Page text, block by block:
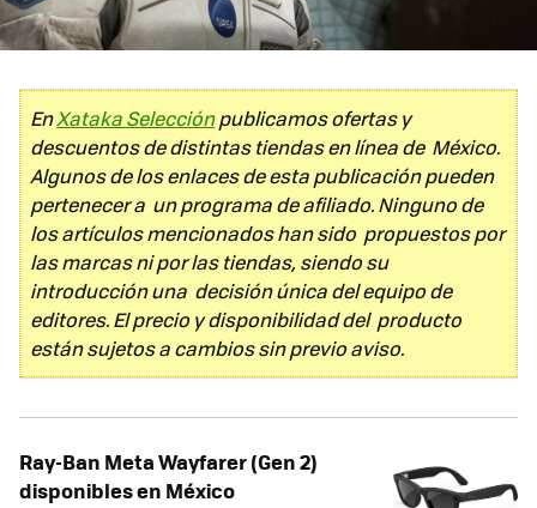
EnXataka Selecciónpublicamos ofertas y
descuentos de distintas tiendas en línea de México.
Algunos de los enlaces de esta publicación pueden
pertenecer a un programa de afiliado. Ninguno de
los artículos mencionados han sido propuestos por
las marcas ni por las tiendas, siendo su
introducción una decisión única del equipo de
editores. El precio y disponibilidad del producto
están sujetos a cambios sin previo aviso.
Ray-Ban Meta Wayfarer (Gen 2)
disponibles en México